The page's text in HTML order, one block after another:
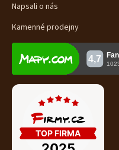
Napsali o nás
Kamenné prodejny